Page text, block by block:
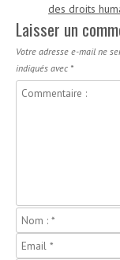
des droits
Laisser un
Votre adresse e-mail ne
indiqués avec *